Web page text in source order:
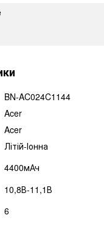
BN-AC024C1144
Acer
Acer
Літій-Іонна
4400мАч
10,8В-11,1В
6